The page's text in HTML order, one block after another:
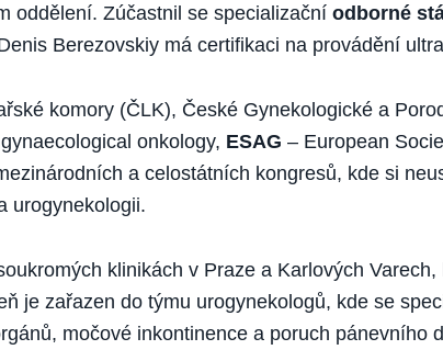
oddělení. Zúčastnil se specializační odborné
Berezovskiy má certifikaci na provádění
komory (ČLK), České Gynekologické a
onkology, ESAG – European
a celostátních kongresů, kde si
urogynekologii.
klinikách v Praze a Karlových Varech,
je zařazen do týmu urogynekologů, kde se
močové inkontinence a poruch pánevního